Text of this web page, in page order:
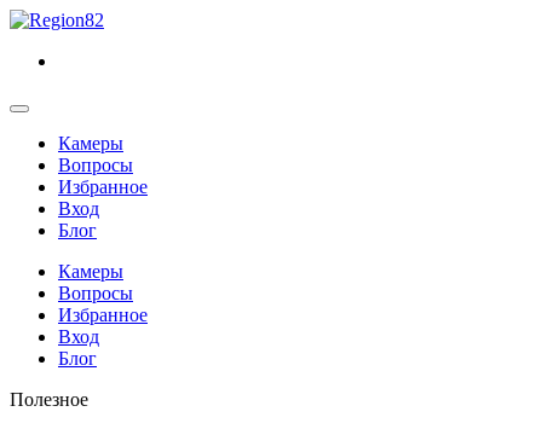
Камеры
Вопросы
Избранное
Вход
Блог
Камеры
Вопросы
Избранное
Вход
Блог
Полезное